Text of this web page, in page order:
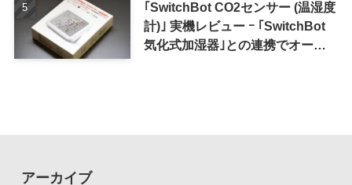
｢SwitchBot CO2センサー (温湿度
計)｣ 実機レビュー ｰ ｢SwitchBot
気化式加湿器｣との連携でオート
アーカイブ